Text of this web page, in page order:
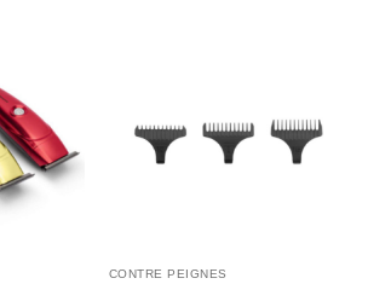
CONTRE PEIGNES